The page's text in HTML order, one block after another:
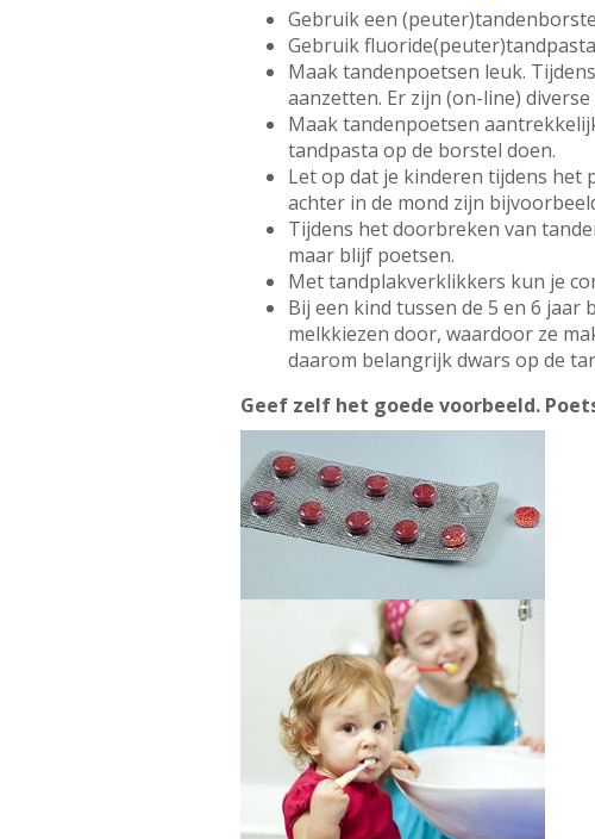
Gebruik een
Gebruik
Maak tandenpoetsen leuk.
aanzetten. Er zijn (on-line)
Maak tandenpoetsen
tandpasta op de borstel doen.
Let op dat je kinderen tijdens het
achter in de mond zijn
Tijdens het doorbreken van
maar blijf poetsen.
Met tandplakverklikkers kun je
Bij een kind tussen de 5 en 6
melkkiezen door, waardoor ze
daarom belangrijk dwars op de
Geef zelf het goede voorbeeld.